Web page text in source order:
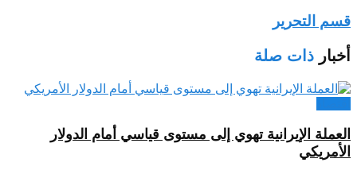
قسم التحرير
أخبار ذات صلة
العملة الإيرانية تهوي إلى مستوى قياسي أمام الدولار
الأمريكي